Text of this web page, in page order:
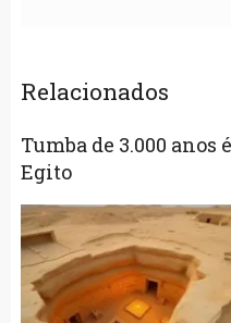
Relacionados
Tumba de 3.000 anos
Egito